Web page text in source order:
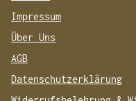
Impressum
Über Uns
AGB
Datenschutzerklärung